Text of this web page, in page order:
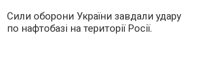
Сили оборони України завдали удару
по нафтобазі на території Росії.